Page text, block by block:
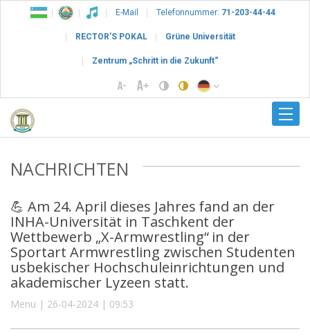
E-Mail Telefonnummer: 71-203-44-44
RECTOR’S POKAL Grüne Universität
Zentrum „Schritt in die Zukunft“
NACHRICHTEN
💪 Am 24. April dieses Jahres fand an der
INHA-Universität in Taschkent der
Wettbewerb „X-Armwrestling“ in der
Sportart Armwrestling zwischen Studenten
usbekischer Hochschuleinrichtungen und
akademischer Lyzeen statt.
Menu | 26-04-2024 | 09:53